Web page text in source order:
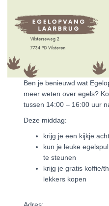
Ben je benieuwd wat
meer weten over egels?
tussen 14:00 – 16:00 uur
Deze middag:
krijg je een kijkje
kun je leuke
te steunen
krijg je gratis koffie/
lekkers kopen